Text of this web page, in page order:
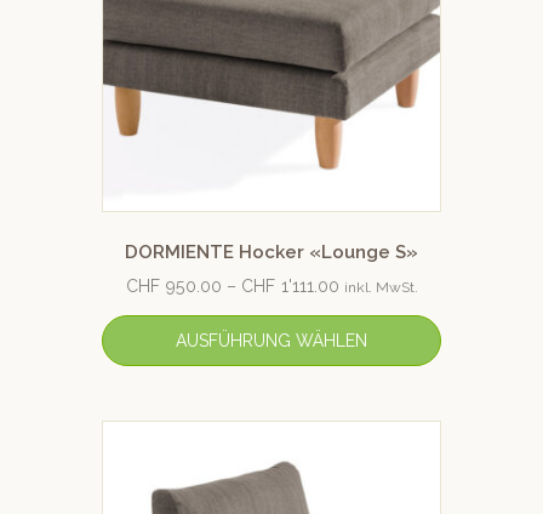
DORMIENTE Hocker «Lounge S»
CHF 950.00 – CHF 1'111.00 inkl. MwSt.
AUSFÜHRUNG WÄHLEN